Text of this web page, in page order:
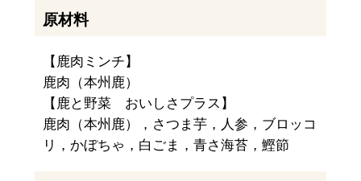
原材料
【鹿肉ミンチ】
鹿肉（本州鹿）
【鹿と野菜 おいしさプラス】
鹿肉（本州鹿），さつま芋，人参，ブロッコ
リ，かぼちゃ，白ごま，青さ海苔，鰹節